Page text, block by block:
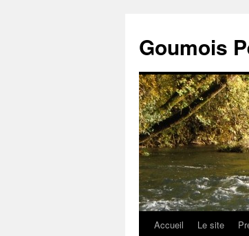
Goumois
Aller
Accueil Le site